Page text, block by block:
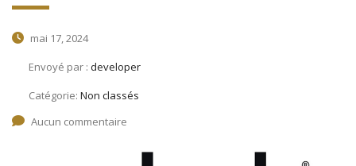
mai 17, 2024
Envoyé par : developer
Catégorie: Non classés
Aucun commentaire